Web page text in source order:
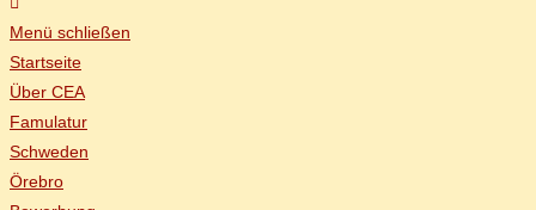
Menü schließen
Start­sei­te
Über CEA
Famu­la­tur
Schwe­den
Öre­b­ro